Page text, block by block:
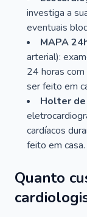
investiga a
eventuais
MAPA
arterial):
24 horas
ser feito em
Holter de
cardíacos
feito em casa.
Quanto